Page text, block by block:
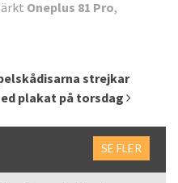
Oneplus 81 Pro,
strejkar
plakat på torsdag
SE FLER